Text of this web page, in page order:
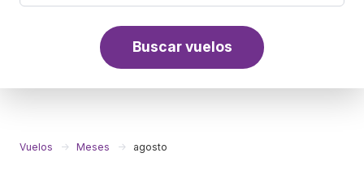
Buscar vuelos
Vuelos Meses agosto